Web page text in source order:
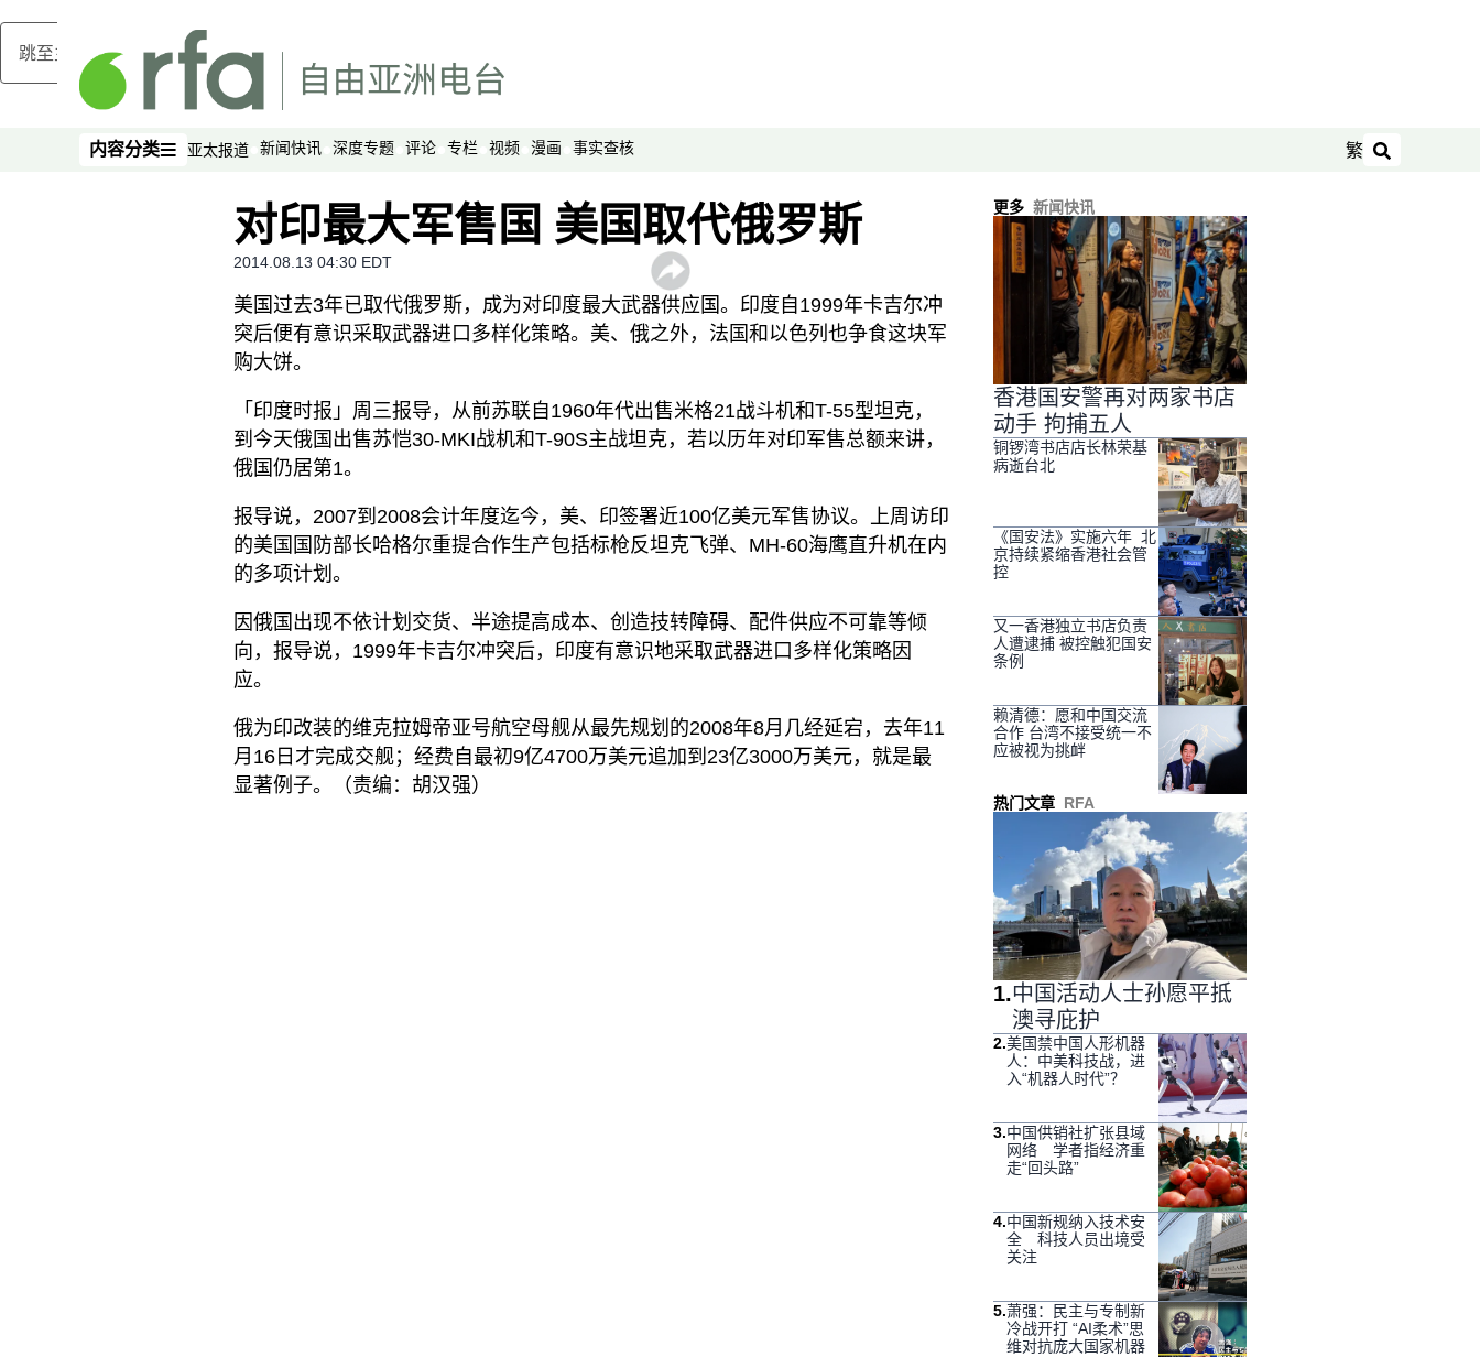
跳至主内容
内容分类
内容分类 亚太报道 新闻快讯 深度专题 评论 专栏 视频 漫画 事实查核 繁
搜索
夜话中南海
新移民
纵横大历史
网络博弈
西藏纵览
财经时时听
播客
显示 播客 个子部分
《亚太报道》音频
事实查核
亚洲很想聊
对印最大军售国 美国取代俄罗斯
2014.08.13 04:30 EDT
美国过去3年已取代俄罗斯，成为对印度最大武器供应国。印度自1999年卡吉尔冲
突后便有意识采取武器进口多样化策略。美、俄之外，法国和以色列也争食这块军
购大饼。
「印度时报」周三报导，从前苏联自1960年代出售米格21战斗机和T-55型坦克，
到今天俄国出售苏恺30-MKI战机和T-90S主战坦克，若以历年对印军售总额来讲，
俄国仍居第1。
报导说，2007到2008会计年度迄今，美、印签署近100亿美元军售协议。上周访印
的美国国防部长哈格尔重提合作生产包括标枪反坦克飞弹、MH-60海鹰直升机在内
的多项计划。
因俄国出现不依计划交货、半途提高成本、创造技转障碍、配件供应不可靠等倾
向，报导说，1999年卡吉尔冲突后，印度有意识地采取武器进口多样化策略因
应。
俄为印改装的维克拉姆帝亚号航空母舰从最先规划的2008年8月几经延宕，去年11
月16日才完成交舰；经费自最初9亿4700万美元追加到23亿3000万美元，就是最
显著例子。（责编：胡汉强）
更多 新闻快讯
香港国安警再对两家书店
动手 拘捕五人
铜锣湾书店店长林荣基
病逝台北
《国安法》实施六年 北
京持续紧缩香港社会管
控
又一香港独立书店负责
人遭逮捕 被控触犯国安
条例
赖清德：愿和中国交流
合作 台湾不接受统一不
应被视为挑衅
热门文章 RFA
1.中国活动人士孙愿平抵
澳寻庇护
2.美国禁中国人形机器
人：中美科技战，进
入“机器人时代”？
3.中国供销社扩张县域
网络 学者指经济重
走“回头路”
4.中国新规纳入技术安
全 科技人员出境受
关注
5.萧强：民主与专制新
冷战开打 “AI柔术”思
维对抗庞大国家机器